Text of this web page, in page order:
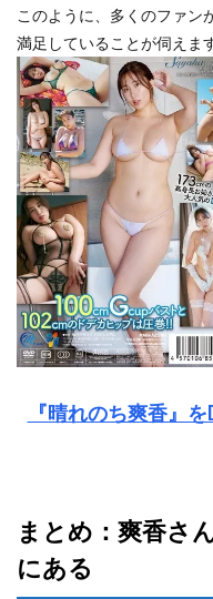
このように、多くのファン
満足していることが伺えます
『晴れのち爽香』
まとめ：爽香さ
にある